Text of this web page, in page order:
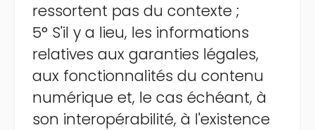
ressortent pas du contexte ;
5° S'il y a lieu, les informations
relatives aux garanties légales,
aux fonctionnalités du contenu
numérique et, le cas échéant, à
son interopérabilité, à l'existence